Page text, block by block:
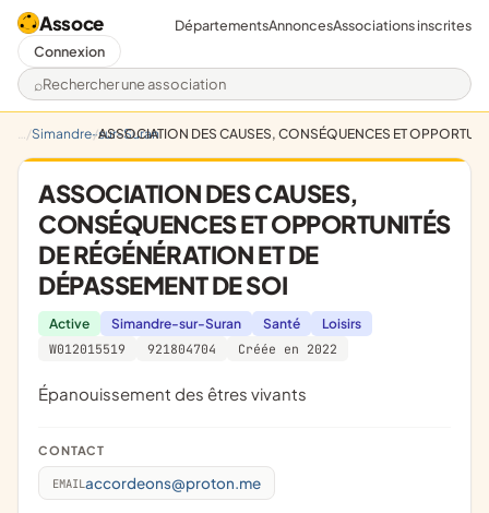
Assoce
Rechercher une association
DépartementsAnnoncesAssociations inscrites
Connexion
Simandre-sur-SuranASSOCIATION DES CAUSES, CONSÉQUENCES ET
ASSOCIATION DES CAUSES,
CONSÉQUENCES ET OPPORTUNITÉS
DE RÉGÉNÉRATION ET DE
DÉPASSEMENT DE SOI
Active Simandre-sur-Suran Santé
Loisirs
W012015519
921804704 Créée en 2022
épanouissement des êtres vivants
CONTACT
EMAIL accordeons@proton.me